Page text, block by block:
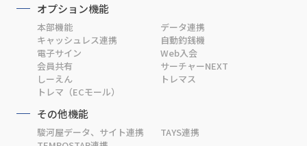
オプション機能
本部機能
データ連携
キャッシュレス連携
自動釣銭機
電子サイン
Web入会
会員共有
サーチャーNEXT
しーえん
トレマス
トレマ（ECモール）
その他機能
駿河屋データ、サイト連携
TAYS連携